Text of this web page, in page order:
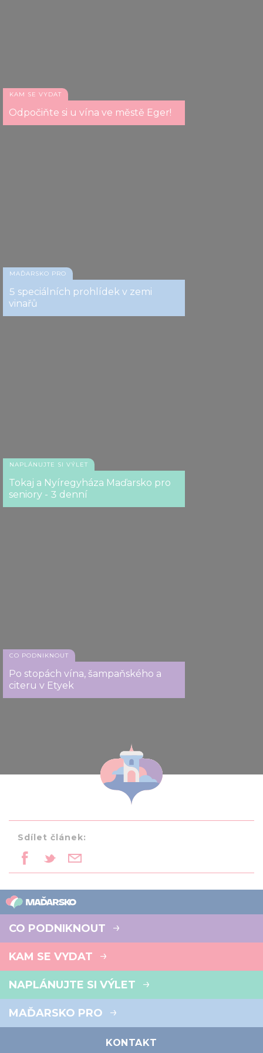
KAM SE VYDAT
Odpočiňte si u vína ve městě Eger!
MAĎARSKO PRO
5 speciálních prohlídek v zemi
vinařů
NAPLÁNUJTE SI VÝLET
Tokaj a Nyíregyháza Maďarsko pro
seniory - 3 denní
CO PODNIKNOUT
Po stopách vína, šampaňského a
citeru v Etyek
Sdílet článek:
CO PODNIKNOUT
KAM SE VYDAT
NAPLÁNUJTE SI VÝLET
MAĎARSKO PRO
KONTAKT